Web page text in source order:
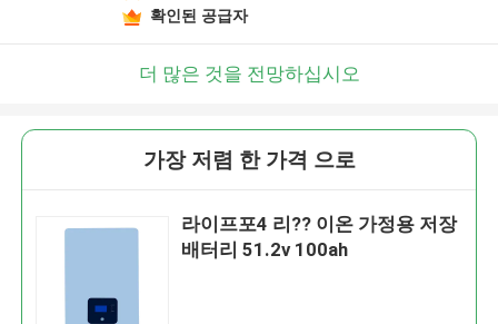
확인된 공급자
더 많은 것을 전망하십시오
가장 저렴 한 가격 으로
라이프포4 리?? 이온 가정용 저장
배터리 51.2v 100ah